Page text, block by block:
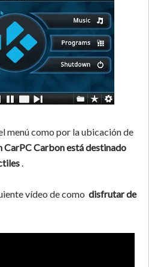
menú como por la ubicación de
CarPC Carbon está destinado
.
vídeo de como disfrutar de